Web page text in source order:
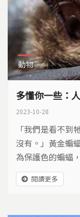
動物
多懂你一些：
2023-10-28
「我們是看不
沒有。」黃金蝙
為保護色的蝙蝠
常因為不理解，
事的第一步，是理
閱讀更多